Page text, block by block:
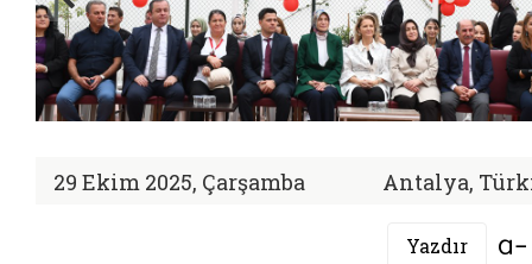
29 Ekim 2025, Çarşamba Antalya,
Yazdır